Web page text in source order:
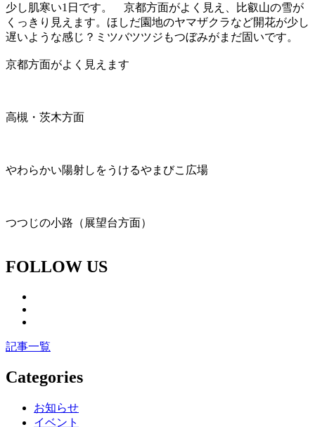
少し肌寒い1日です。 京都方面がよく見え、比叡山の雪が
くっきり見えます。ほしだ園地のヤマザクラなど開花が少し
遅いような感じ？ミツバツツジもつぼみがまだ固いです。
京都方面がよく見えます
高槻・茨木方面
やわらかい陽射しをうけるやまびこ広場
つつじの小路（展望台方面）
FOLLOW US
記事一覧
Categories
お知らせ
イベント